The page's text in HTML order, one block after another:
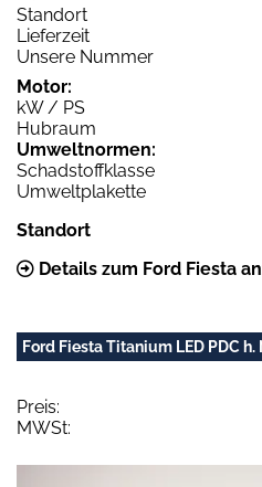
Standort
Lieferzeit
Unsere Nummer
Motor:
kW / PS
Hubraum
Umweltnormen:
Schadstoffklasse
Umweltplakette
Standort
Details zum Ford Fiesta
Ford Fiesta Titanium LED PDC
Preis:
MWSt: